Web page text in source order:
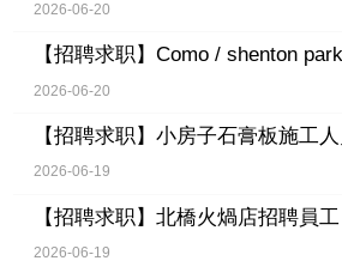
2026-06-20
【招聘求职】 Como / shenton
2026-06-20
【招聘求职】 小房子石膏板施工
2026-06-19
【招聘求职】 北橋火煱店招聘員工
2026-06-19